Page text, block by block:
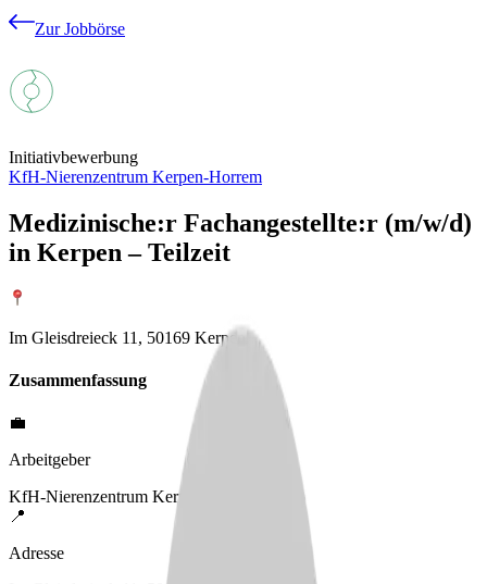
Zur Jobbörse
Initiativbewerbung
KfH-Nierenzentrum Kerpen-Horrem
Medizinische:r Fachangestellte:r (m/w/d)
in Kerpen – Teilzeit
Im Gleisdreieck 11, 50169 Kerpen
Zusammenfassung
💼
Arbeitgeber
KfH-Nierenzentrum Kerpen-Horrem
📍
Adresse